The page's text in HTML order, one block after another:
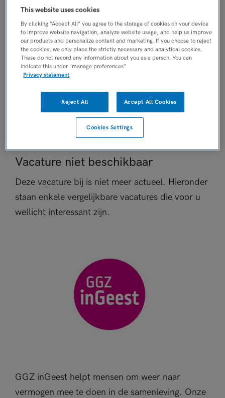
Vaste aanstelling
PLAATSINGSDATUM
29 augustus 2025
NIVEAU
MBO
ERVARING
DIENSTVERBAND
Fulltime
Vacature niet beschikbaar
Deze vacature bij is niet meer actueel. Hieronder
staan enkele vergelijkbare vacatures die voor u
wellicht interessant zijn.
GGZ inGeest helpt mensen om weer naar
vermogen mee te doen in de samenleving. Onze
This website uses cookies
By clicking “Accept All” you agree to the storage of cookies on your device
to improve website navigation, analyze website usage, and help us improve
our products and personalize content and marketing. If you choose to reject
the cookies, we only place the strictly necessary and analytical cookies.
These do not record any information about you as a person. You can
indicate this under "manage preferences"
Privacy statement
Reject All Accept All Cookies
Cookies Settings